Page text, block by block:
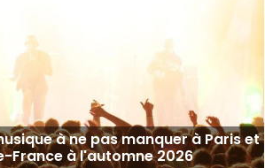
à ne pas manquer à Paris et
France à l'automne 2026